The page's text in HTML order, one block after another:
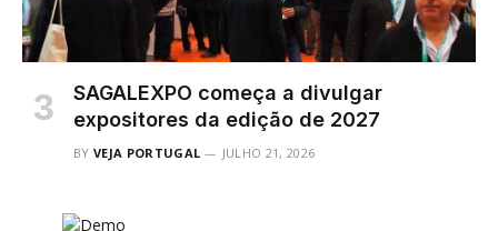
SAGALEXPO começa a divulgar
expositores da edição de 2027
BY VEJA PORTUGAL JULHO 21, 2026